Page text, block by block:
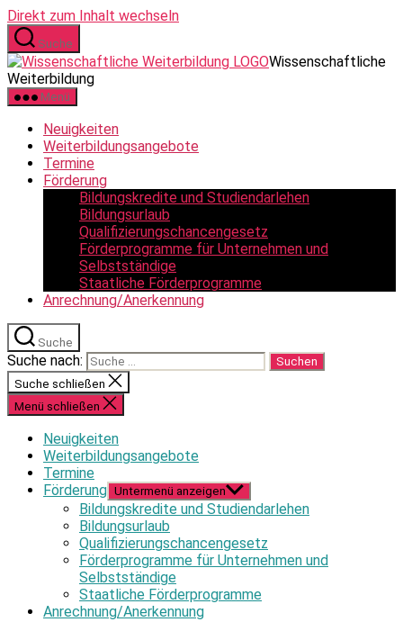
Direkt zum Inhalt wechseln
Suche
Wissenschaftliche
Weiterbildung
Menü
Neuigkeiten
Weiterbildungsangebote
Termine
Förderung
Bildungskredite und Studiendarlehen
Bildungsurlaub
Qualifizierungschancengesetz
Förderprogramme für Unternehmen und
Selbstständige
Staatliche Förderprogramme
Anrechnung/Anerkennung
Suche
Suche nach:
Suche schließen
Menü schließen
Neuigkeiten
Weiterbildungsangebote
Termine
Förderung Untermenü anzeigen
Bildungskredite und Studiendarlehen
Bildungsurlaub
Qualifizierungschancengesetz
Förderprogramme für Unternehmen und
Selbstständige
Staatliche Förderprogramme
Anrechnung/Anerkennung